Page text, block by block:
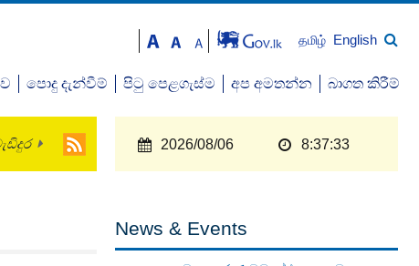
தமிழ் English
පොදු දැන්වීම් පිටු පෙළගැස්ම අප අමතන්න බාගත කිරීම්
2026/08/06 8:37:33
News & Events